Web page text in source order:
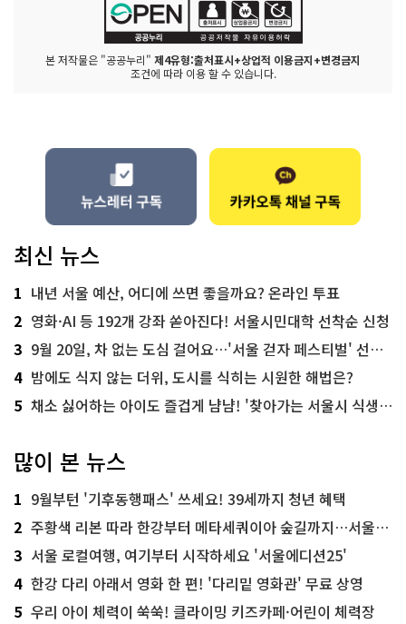
본 저작물은 "공공누리" 제4유형:출처표시+상업적 이용금지+변경금지
조건에 따라 이용 할 수 있습니다.
최신 뉴스
1 내년 서울 예산, 어디에 쓰면 좋을까요? 온라인 투표
2 영화·AI 등 192개 강좌 쏟아진다! 서울시민대학 선착순 신청
3 9월 20일, 차 없는 도심 걸어요…'서울 걷자 페스티벌' 선착순 5천명
4 밤에도 식지 않는 더위, 도시를 식히는 시원한 해법은?
5 채소 싫어하는 아이도 즐겁게 냠냠! '찾아가는 서울시 식생활 교육' 현장
많이 본 뉴스
1 9월부턴 '기후동행패스' 쓰세요! 39세까지 청년 혜택
2 주황색 리본 따라 한강부터 메타세쿼이아 숲길까지…서울둘레길 15코스
3 서울 로컬여행, 여기부터 시작하세요 '서울에디션25'
4 한강 다리 아래서 영화 한 편! '다리밑 영화관' 무료 상영
5 우리 아이 체력이 쑥쑥! 클라이밍 키즈카페·어린이 체력장